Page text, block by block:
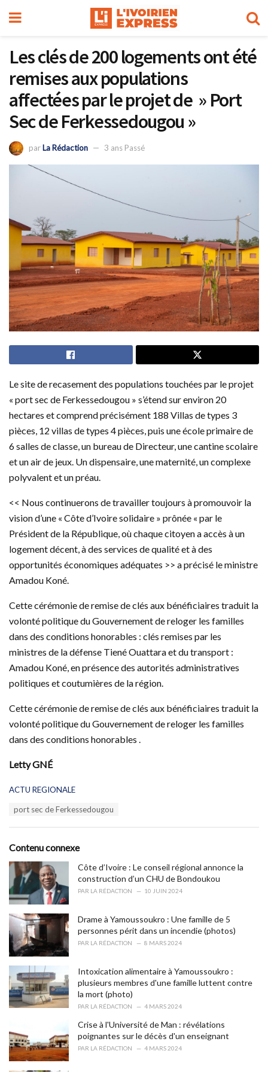
Les clés de 200 logements ont été
remises aux populations
affectées par le projet de » Port
Sec de Ferkessedougou »
parLa Rédaction 3 ans Passé
Le site de recasement des populations touchées par le projet
« port sec de Ferkessedougou » s’étend sur environ 20
hectares et comprend précisément 188 Villas de types 3
pièces, 12 villas de types 4 pièces, puis une école primaire de
6 salles de classe, un bureau de Directeur, une cantine scolaire
et un air de jeux. Un dispensaire, une maternité, un complexe
polyvalent et un préau.
<< Nous continuerons de travailler toujours à promouvoir la
vision d’une « Côte d’Ivoire solidaire » prônée « par le
Président de la République, où chaque citoyen a accès à un
logement décent, à des services de qualité et à des
opportunités économiques adéquates >> a précisé le ministre
Amadou Koné.
Cette cérémonie de remise de clés aux bénéficiaires traduit la
volonté politique du Gouvernement de reloger les familles
dans des conditions honorables : clés remises par les
ministres de la défense Tiené Ouattara et du transport :
Amadou Koné, en présence des autorités administratives
politiques et coutumières de la région.
Cette cérémonie de remise de clés aux bénéficiaires traduit la
volonté politique du Gouvernement de reloger les familles
dans des conditions honorables .
Letty GNÉ
C
o
r
i
s
:
ACTU REGIONALE
:
port sec de Ferkessedougou
Contenu connexe
Côte d’Ivoire : Le conseil régional annonce la
construction d’un CHU de Bondoukou
PAR LA RÉDACTION 10 JUIN 2024
Drame à Yamoussoukro : Une famille de 5
personnes périt dans un incendie (photos)
PAR LA RÉDACTION 8 MARS 2024
Intoxication alimentaire à Yamoussoukro :
plusieurs membres d'une famille luttent contre
la mort (photo)
PAR LA RÉDACTION 4 MARS 2024
Crise à l'Université de Man : révélations
poignantes sur le décès d'un enseignant
PAR LA RÉDACTION 4 MARS 2024